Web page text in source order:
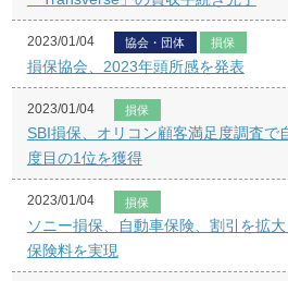
2023/01/04 協会・団体 損保
損保協会、2023年頭所感を発表
2023/01/04 損保
SBI損保、オリコン顧客満足度調査で
度目の1位を獲得
2023/01/04 損保
ソニー損保、自動車保険、割引を拡
保険料を実現